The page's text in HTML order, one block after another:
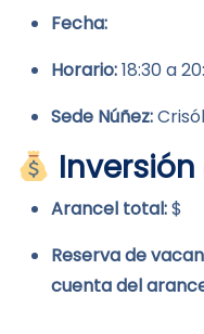
Fecha:
Horario:18:30 a
Sede Núñez:
Arancel total:$
Reserva de
cuenta del